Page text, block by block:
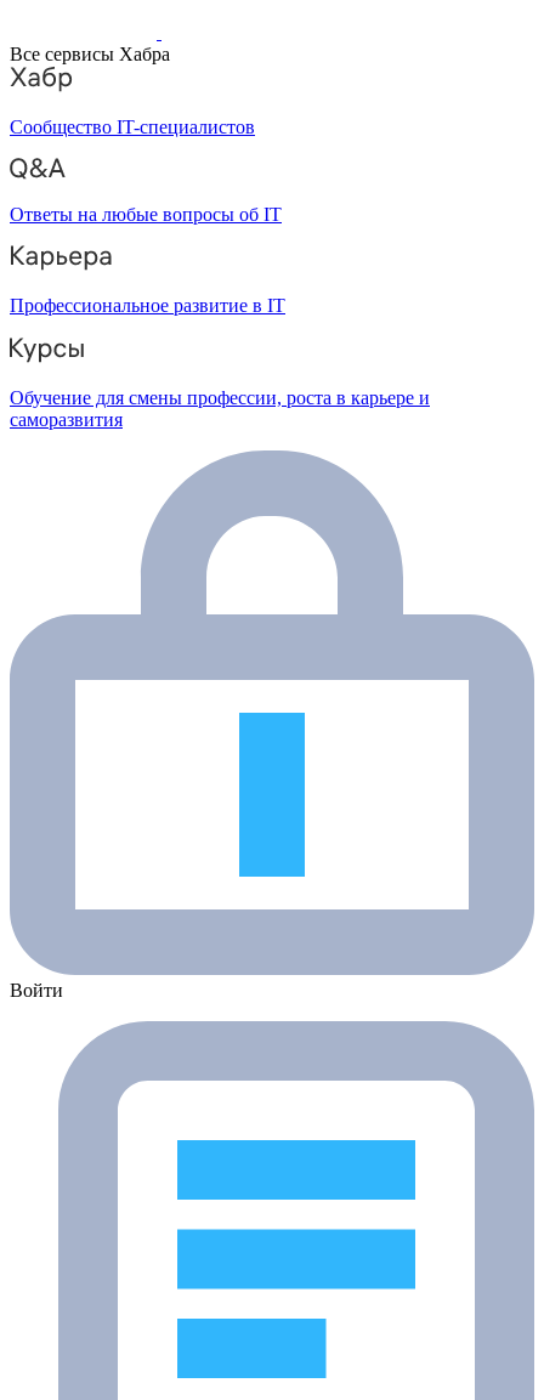
Все сервисы Хабра
Сообщество IT-специалистов
Ответы на любые вопросы об IT
Профессиональное развитие в IT
Обучение для смены профессии, роста в карьере и
саморазвития
Войти